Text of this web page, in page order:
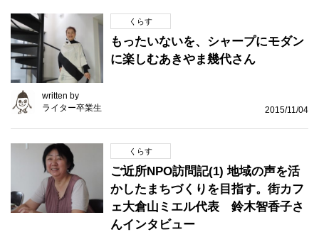
くらす
もったいないを、シャープにモダン
に楽しむあきやま幾代さん
written by
ライター卒業生
2015/11/04
くらす
ご近所NPO訪問記(1) 地域の声を活
かしたまちづくりを目指す。街カフ
ェ大倉山ミエル代表 鈴木智香子さ
んインタビュー